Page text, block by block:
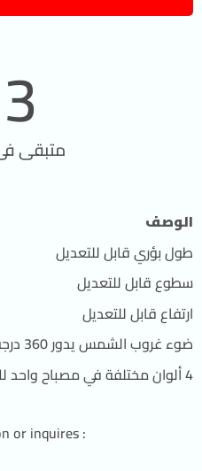
متبقى
الوصف
طول بؤري قابل للتعديل
سطوع قابل للتعديل
ارتفاع قابل للتعديل
ضوء غروب الشمس يدور 360 درجة
4 ألوان مختلفة في مصباح واحد للاختيار
or inquires :